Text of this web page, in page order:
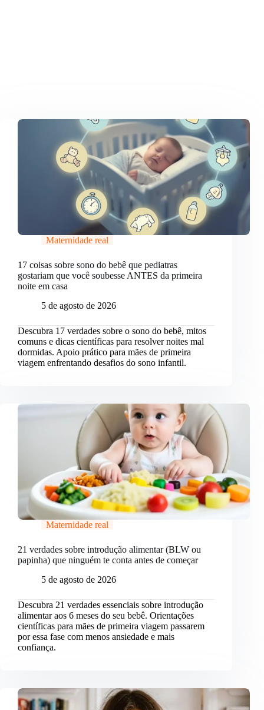
Maternidade real
17 coisas sobre sono do bebê que pediatras
gostariam que você soubesse ANTES da primeira
noite em casa
5 de agosto de 2026
Descubra 17 verdades sobre o sono do bebê, mitos
comuns e dicas científicas para resolver noites mal
dormidas. Apoio prático para mães de primeira
viagem enfrentando desafios do sono infantil.
Maternidade real
21 verdades sobre introdução alimentar (BLW ou
papinha) que ninguém te conta antes de começar
5 de agosto de 2026
Descubra 21 verdades essenciais sobre introdução
alimentar aos 6 meses do seu bebê. Orientações
científicas para mães de primeira viagem passarem
por essa fase com menos ansiedade e mais
confiança.